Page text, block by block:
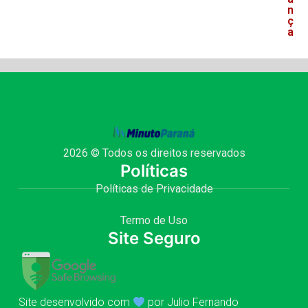
n
ç
a
2026 © Todos os direitos reservados
Políticas
Políticas de Privacidade
Termo de Uso
Site Seguro
Site desenvolvido com por Julio Fernando